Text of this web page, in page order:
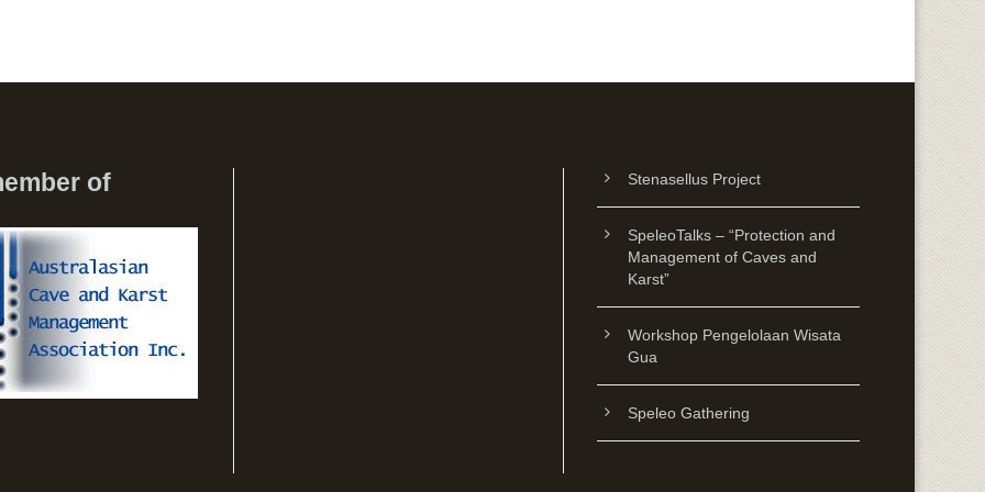
of Stenasellus Project
SpeleoTalks – “Protection and
Management of Caves and
Karst”
Workshop Pengelolaan Wisata
Gua
Speleo Gathering